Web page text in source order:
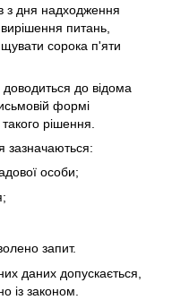
з дня надходження
питань,
сорока п'яти
до відома
формі
рішення.
зазначаються:
особи;
запит.
даних допускається,
із законом.